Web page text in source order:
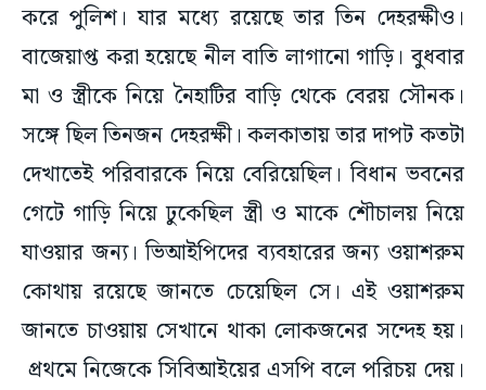
করে পুলিশ। যার মধ্যে রয়েছে তার তিন দেহরক্ষীও।
বাজেয়াপ্ত করা হয়েছে নীল বাতি লাগানো গাড়ি। বুধবার
মা ও স্ত্রীকে নিয়ে নৈহাটির বাড়ি থেকে বেরয় সৌনক।
সঙ্গে ছিল তিনজন দেহরক্ষী। কলকাতায় তার দাপট কতটা
দেখাতেই পরিবারকে নিয়ে বেরিয়েছিল। বিধান ভবনের
গেটে গাড়ি নিয়ে ঢুকেছিল স্ত্রী ও মাকে শৌচালয় নিয়ে
যাওয়ার জন্য। ভিআইপিদের ব্যবহারের জন্য ওয়াশরুম
কোথায় রয়েছে জানতে চেয়েছিল সে। এই ওয়াশরুম
জানতে চাওয়ায় সেখানে থাকা লোকজনের সন্দেহ হয়।
প্রথমে নিজেকে সিবিআইয়ের এসপি বলে পরিচয় দেয়।